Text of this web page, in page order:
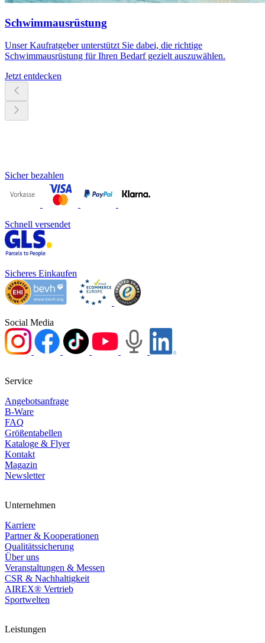
Schwimmausrüstung
Unser Kaufratgeber unterstützt Sie dabei, die richtige
Schwimmausrüstung für Ihren Bedarf gezielt auszuwählen.
Jetzt entdecken
Sicher bezahlen
Schnell versendet
Sicheres Einkaufen
Social Media
Service
Angebotsanfrage
B-Ware
FAQ
Größentabellen
Kataloge & Flyer
Kontakt
Magazin
Newsletter
Unternehmen
Karriere
Partner & Kooperationen
Qualitätssicherung
Über uns
Veranstaltungen & Messen
CSR & Nachhaltigkeit
AIREX® Vertrieb
Sportwelten
Leistungen